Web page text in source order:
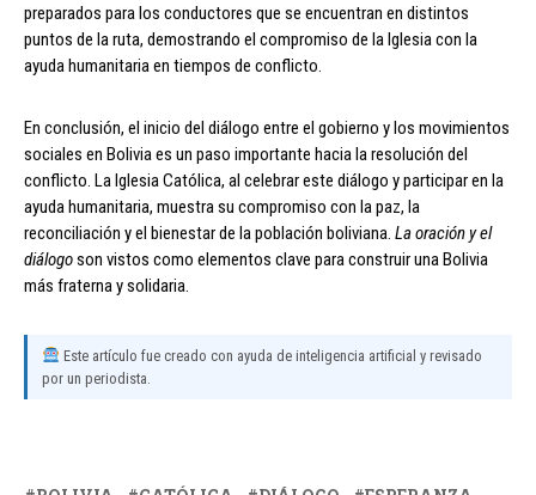
preparados para los conductores que se encuentran en distintos
puntos de la ruta, demostrando el compromiso de la Iglesia con la
ayuda humanitaria en tiempos de conflicto.
En conclusión, el inicio del diálogo entre el gobierno y los movimientos
sociales en Bolivia es un paso importante hacia la resolución del
conflicto. La Iglesia Católica, al celebrar este diálogo y participar en la
ayuda humanitaria, muestra su compromiso con la paz, la
reconciliación y el bienestar de la población boliviana. La oración y el
diálogoson vistos como elementos clave para construir una Bolivia
más fraterna y solidaria.
Este artículo fue creado con ayuda de inteligencia artificial y revisado
por un periodista.